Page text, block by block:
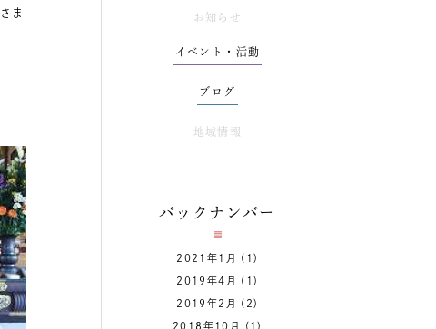
ま
お知らせ
イベント・活動
ブログ
地域情報
バックナンバー
2021年1月 (1)
2019年4月 (1)
2019年2月 (2)
2018年10月 (1)